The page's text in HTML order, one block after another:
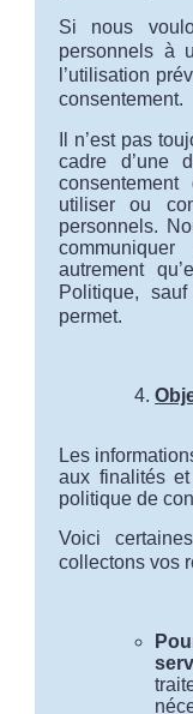
Si nous
personnels à
l’utilisation
consentement.
Il n’est pas
cadre d’une
utiliser ou
personnels.
autrement
Politique,
permet.
Les
aux finalités
politique de
Voici
collectons vos